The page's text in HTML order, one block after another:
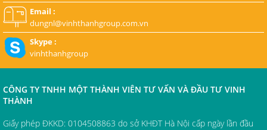
Email :
dungnl@vinhthanhgroup.com.vn
Skype :
vinhthanhgroup
CÔNG TY TNHH MỘT THÀNH VIÊN TƯ VẤN VÀ ĐẦU TƯ VINH
THÀNH
Giấy phép ĐKKD: 0104508863 do sở KHĐT Hà Nội cấp ngày lần đầu